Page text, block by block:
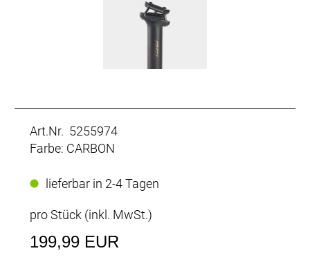
Art.Nr. 5255974
Farbe: CARBON
lieferbar in 2-4 Tagen
pro Stück (inkl. MwSt.)
199,99 EUR